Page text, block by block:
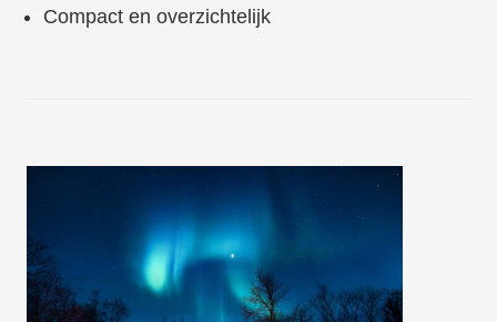
Compact en overzichtelijk